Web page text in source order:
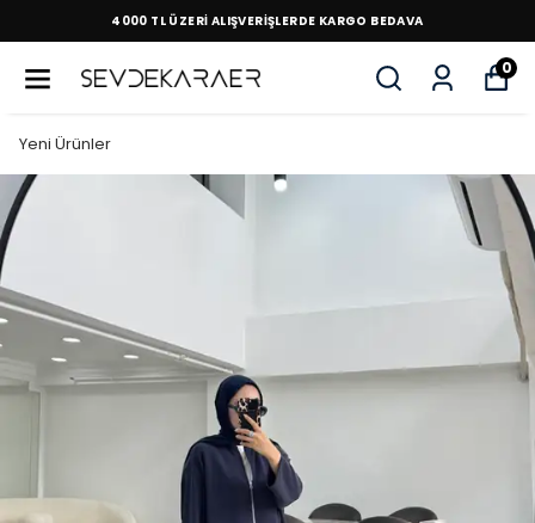
4000 TL ÜZERİ ALIŞVERİŞLERDE KARGO BEDAVA
0
Yeni Ürünler